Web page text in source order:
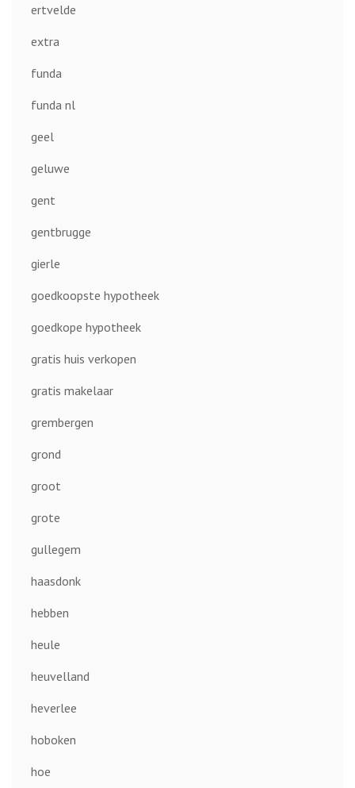
ertvelde
extra
funda
funda nl
geel
geluwe
gent
gentbrugge
gierle
goedkoopste hypotheek
goedkope hypotheek
gratis huis verkopen
gratis makelaar
grembergen
grond
groot
grote
gullegem
haasdonk
hebben
heule
heuvelland
heverlee
hoboken
hoe